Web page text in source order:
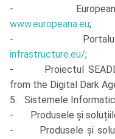
- Europeana-
www.europeana.eu;
- Portalul
infrastructure.eu/;
- Proiectul SEADDA
from the Digital Dark
5. Sistemele
- Produsele și
- Produsele și